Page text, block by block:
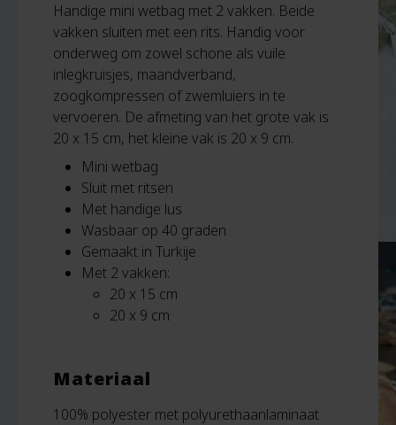
Handige mini wetbag met 2 vakken. Beide
vakken sluiten met een rits. Handig voor
onderweg om zowel schone als vuile
inlegkruisjes, maandverband,
zoogkompressen of zwemluiers in te
vervoeren. De afmeting van het grote vak is
20 x 15 cm, het kleine vak is 20 x 9 cm.
Mini wetbag
Sluit met ritsen
Met handige lus
Wasbaar op 40 graden
Gemaakt in Turkije
Met 2 vakken:
20 x 15 cm
20 x 9 cm
Materiaal
100% polyester met polyurethaanlaminaat